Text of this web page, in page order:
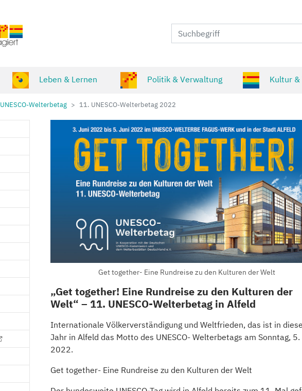
Leben & Lernen Politik & Verwaltung Kultur &
UNESCO-Welterbetag 11. UNESCO-Welterbetag 2022
Get together- Eine Rundreise zu den Kulturen der Welt
„Get together! Eine Rundreise zu den Kulturen der
Welt“ – 11. UNESCO-Welterbetag in Alfeld
Internationale Völkerverständigung und Weltfrieden, das ist in
Jahr in Alfeld das Motto des UNESCO- Welterbetags am Sonntag, 5.
2022.
Get together- Eine Rundreise zu den Kulturen der Welt